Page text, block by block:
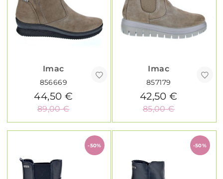
Imac
856669
44,50 €
89,00 €
Imac
857179
42,50 €
85,00 €
-50% -50%